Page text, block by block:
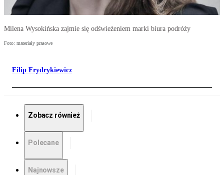
Milena Wysokińska zajmie się odświeżeniem marki biura podróży
Foto: materiały prasowe
Filip Frydrykiewicz
Zobacz również
Polecane
Najnowsze